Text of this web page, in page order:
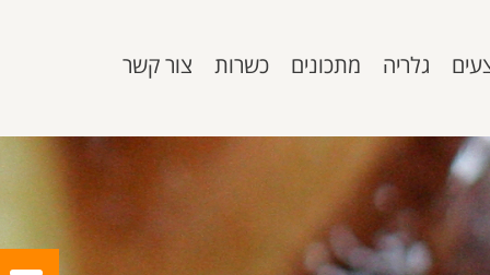
גלריה מתכונים כשרות צור קשר